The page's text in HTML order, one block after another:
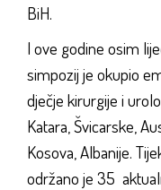
BiH.
I ove godine osim
simpozij je okupio
dječje kirurgije i
Katara, Švicarske,
Kosova, Albanije.
održano je 35